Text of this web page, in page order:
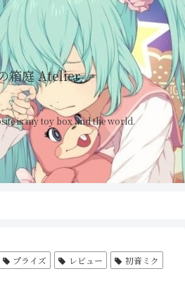
箱庭 Atelier
is my toy box and the world.
プライズ レビュー 初音ミク